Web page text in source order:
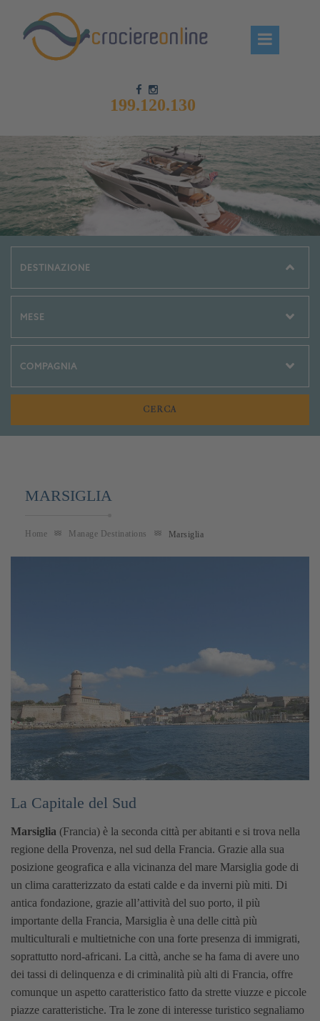
199.120.130
Chi siamo – CrociereOnLine
Destinazioni Crociere
Prenota crociere
News
MARSIGLIA
Home Manage Destinations Marsiglia
La Capitale del Sud
Marsiglia (Francia) è la seconda città per abitanti e si trova nella
regione della Provenza, nel sud della Francia. Grazie alla sua
posizione geografica e alla vicinanza del mare Marsiglia gode di
un clima caratterizzato da estati calde e da inverni più miti. Di
antica fondazione, grazie all’attività del suo porto, il più
importante della Francia, Marsiglia è una delle città più
multiculturali e multietniche con una forte presenza di immigrati,
soprattutto nord-africani. La città, anche se ha fama di avere uno
dei tassi di delinquenza e di criminalità più alti di Francia, offre
comunque un aspetto caratteristico fatto da strette viuzze e piccole
piazze caratteristiche. Tra le zone di interesse turistico segnaliamo